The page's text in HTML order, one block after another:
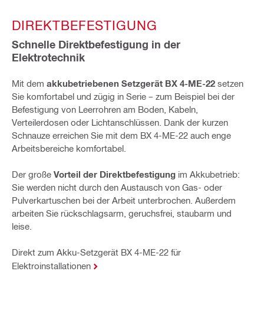
DIREKTBEFESTIGUNG​
Schnelle Direktbefestigung in der
Elektrotechnik​
Mit dem akkubetriebenen Setzgerät BX 4-ME-22 setzen
Sie komfortabel und zügig in Serie – zum Beispiel bei der
Befestigung von Leerrohren am Boden, Kabeln,
Verteilerdosen oder Lichtanschlüssen. Dank der kurzen
Schnauze erreichen Sie mit dem BX 4-ME-22 auch enge
Arbeitsbereiche komfortabel.
Der große Vorteil der Direktbefestigung im Akkubetrieb:
Sie werden nicht durch den Austausch von Gas- oder
Pulverkartuschen bei der Arbeit unterbrochen. Außerdem
arbeiten Sie rückschlagsarm, geruchsfrei, staubarm und
leise.
Direkt zum Akku-Setzgerät BX 4-ME-22 für
Elektroinstallationen